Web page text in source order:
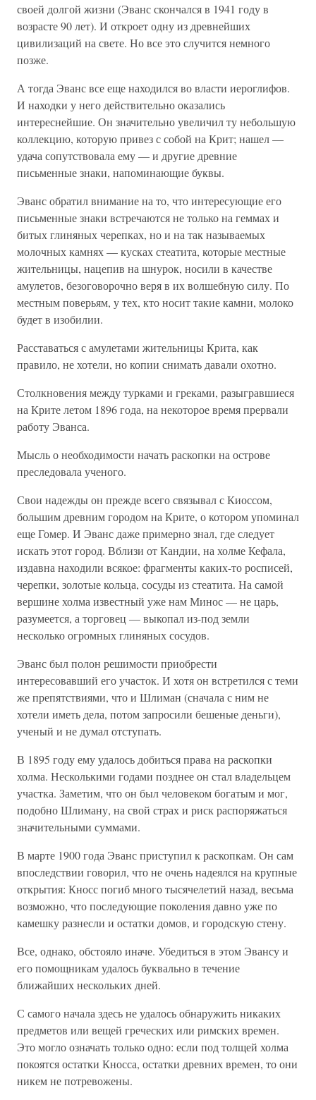
своей долгой жизни (Эванс скончался в 1941 году в
возрасте 90 лет). И откроет одну из древнейших
цивилизаций на свете. Но все это случится немного
позже.
А тогда Эванс все еще находился во власти иероглифов.
И находки у него действительно оказались
интереснейшие. Он значительно увеличил ту небольшую
коллекцию, которую привез с собой на Крит; нашел —
удача сопутствовала ему — и другие древние
письменные знаки, напоминающие буквы.
Эванс обратил внимание на то, что интересующие его
письменные знаки встречаются не только на геммах и
битых глиняных черепках, но и на так называемых
молочных камнях — кусках стеатита, которые местные
жительницы, нацепив на шнурок, носили в качестве
амулетов, безоговорочно веря в их волшебную силу. По
местным поверьям, у тех, кто носит такие камни, молоко
будет в изобилии.
Расставаться с амулетами жительницы Крита, как
правило, не хотели, но копии снимать давали охотно.
Столкновения между турками и греками, разыгравшиеся
на Крите летом 1896 года, на некоторое время прервали
работу Эванса.
Мысль о необходимости начать раскопки на острове
преследовала ученого.
Свои надежды он прежде всего связывал с Киоссом,
большим древним городом на Крите, о котором упоминал
еще Гомер. И Эванс даже примерно знал, где следует
искать этот город. Вблизи от Кандии, на холме Кефала,
издавна находили всякое: фрагменты каких-то росписей,
черепки, золотые кольца, сосуды из стеатита. На самой
вершине холма известный уже нам Минос — не царь,
разумеется, а торговец — выкопал из-под земли
несколько огромных глиняных сосудов.
Эванс был полон решимости приобрести
интересовавший его участок. И хотя он встретился с теми
же препятствиями, что и Шлиман (сначала с ним не
хотели иметь дела, потом запросили бешеные деньги),
ученый и не думал отступать.
В 1895 году ему удалось добиться права на раскопки
холма. Несколькими годами позднее он стал владельцем
участка. Заметим, что он был человеком богатым и мог,
подобно Шлиману, на свой страх и риск распоряжаться
значительными суммами.
В марте 1900 года Эванс приступил к раскопкам. Он сам
впоследствии говорил, что не очень надеялся на крупные
открытия: Кносс погиб много тысячелетий назад, весьма
возможно, что последующие поколения давно уже по
камешку разнесли и остатки домов, и городскую стену.
Все, однако, обстояло иначе. Убедиться в этом Эвансу и
его помощникам удалось буквально в течение
ближайших нескольких дней.
С самого начала здесь не удалось обнаружить никаких
предметов или вещей греческих или римских времен.
Это могло означать только одно: если под толщей холма
покоятся остатки Кносса, остатки древних времен, то они
никем не потревожены.